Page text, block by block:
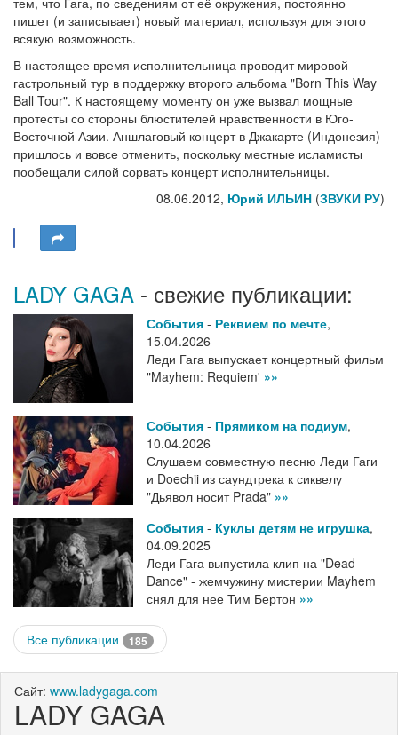
пишет (и записывает) новый материал, используя для этого
всякую возможность.
В настоящее время исполнительница проводит мировой
гастрольный тур в поддержку второго альбома "Born This Way
Ball Tour". К настоящему моменту он уже вызвал мощные
протесты со стороны блюстителей нравственности в Юго-
Восточной Азии. Аншлаговый концерт в Джакарте (Индонезия)
пришлось и вовсе отменить, поскольку местные исламисты
пообещали силой сорвать концерт исполнительницы.
08.06.2012, Юрий ИЛЬИН (ЗВУКИ РУ)
LADY GAGA - свежие публикации:
События - Реквием по мечте,
15.04.2026
Леди Гага выпускает концертный фильм
"Mayhem: Requiem' »»
События - Прямиком на подиум,
10.04.2026
Слушаем совместную песню Леди Гаги
и Doechii из саундтрека к сиквелу
"Дьявол носит Prada" »»
События - Куклы детям не игрушка,
04.09.2025
Леди Гага выпустила клип на "Dead
Dance" - жемчужину мистерии Mayhem
снял для нее Тим Бертон »»
Все публикации 185
Сайт: www.ladygaga.com
LADY GAGA